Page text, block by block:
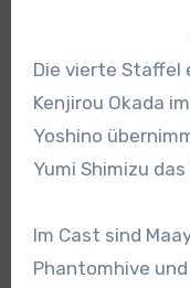
Die vierte Staffel
Kenjirou Okada
Yoshino
Yumi Shimizu
Im Cast sind
Phantomhive